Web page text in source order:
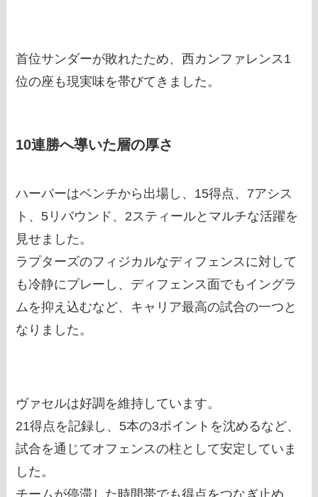
首位サンダーが敗れたため、西カンファレンス1
位の座も現実味を帯びてきました。
10連勝へ導いた層の厚さ
ハーパーはベンチから出場し、15得点、7アシス
ト、5リバウンド、2スティールとマルチな活躍を
見せました。
ラプターズのフィジカルなディフェンスに対して
も冷静にプレーし、ディフェンス面でもイングラ
ムを抑え込むなど、キャリア最高の試合の一つと
なりました。
ヴァセルは好調を維持しています。
21得点を記録し、5本の3ポイントを沈めるなど、
試合を通じてオフェンスの柱として安定していま
した。
チームが停滞した時間帯でも得点をつなぎ止め、